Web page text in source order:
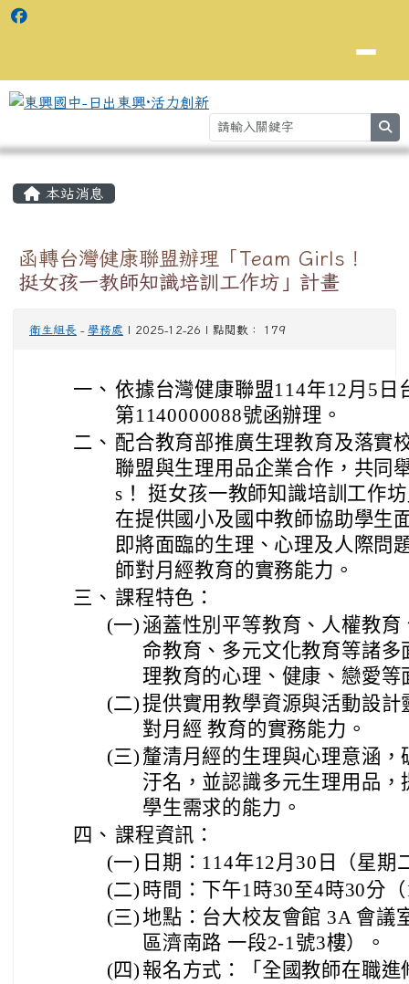
本站消息
函轉台灣健康聯盟辦理「Team Girls！
挺女孩一教師知識培訓工作坊」計畫
衛生組長 - 學務處 | 2025-12-26 | 點閱數： 179
一、 依據台灣健康聯盟114年12月5日
第1140000088號函辦理。
二、 配合教育部推廣生理教育及落實
聯盟與生理用品企業合作，共同
s！ 挺女孩一教師知識培訓工作
在提供國小及國中教師協助學生
即將面臨的生理、心理及人際問
師對月經教育的實務能力。
三、 課程特色：
(一) 涵蓋性別平等教育、人權教育
命教育、多元文化教育等諸多
理教育的心理、健康、戀愛等
(二)提供實用教學資源與活動設計
對月經 教育的實務能力。
(三) 釐清月經的生理與心理意涵，
汙名，並認識多元生理用品，
學生需求的能力。
四、 課程資訊：
(一) 日期：114年12月30日（星期
(二) 時間：下午1時30至4時30分
(三)地點：台大校友會館 3A 會議
區濟南路 一段2-1號3樓）。
(四) 報名方式：「全國教師在職進